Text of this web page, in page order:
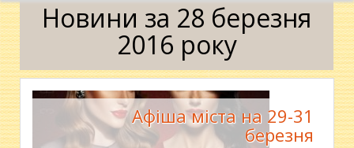
Новини за 28 березня
2016 року
Афіша міста на 29-31
березня